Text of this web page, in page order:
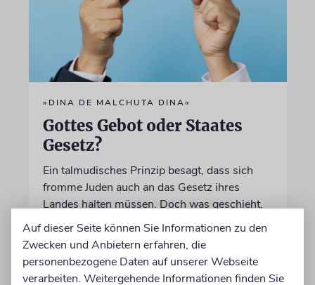
»DINA DE MALCHUTA DINA«
Gottes Gebot oder Staates
Gesetz?
Ein talmudisches Prinzip besagt, dass sich
fromme Juden auch an das Gesetz ihres
Landes halten müssen. Doch was geschieht,
wenn dies mit den Pflichten der Religion
kollidiert?
von Rabbiner Daniel Fabian
Auf dieser Seite können Sie Informationen zu den
Zwecken und Anbietern erfahren, die
personenbezogene Daten auf unserer Webseite
verarbeiten. Weitergehende Informationen finden Sie